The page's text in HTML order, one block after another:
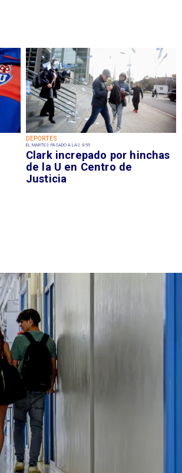
DEPORTES
EL MARTES PASADO A LAS 9:55
Clark increpado por hinchas
de la U en Centro de
Justicia